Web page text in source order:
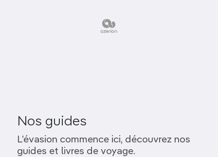
Nos guides
L’évasion commence ici, découvrez nos
guides et livres de voyage.